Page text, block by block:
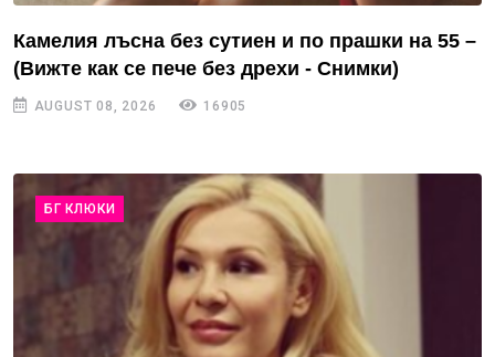
Камелия лъсна без сутиен и по прашки на 55 –
(Вижте как се пече без дрехи - Снимки)
AUGUST 08, 2026 16905
БГ КЛЮКИ